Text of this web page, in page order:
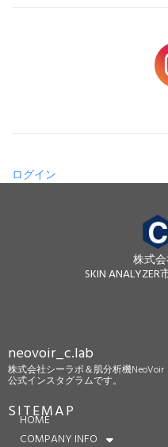
ログイン
株式
SKIN
neovoir_c.lab
株式会社シーラボ＆肌分析機
公式インスタグラムです。
SITEMAP
HOME
COMPANY INFO